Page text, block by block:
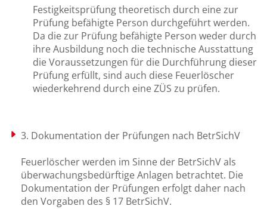
Festigkeitsprüfung theoretisch durch eine zur
Prüfung befähigte Person durchgeführt werden.
Da die zur Prüfung befähigte Person weder durch
ihre Ausbildung noch die technische Ausstattung
die Voraussetzungen für die Durchführung dieser
Prüfung erfüllt, sind auch diese Feuerlöscher
wiederkehrend durch eine ZÜS zu prüfen.
3. Dokumentation der Prüfungen nach BetrSichV
Feuerlöscher werden im Sinne der BetrSichV als
überwachungsbedürftige Anlagen betrachtet. Die
Dokumentation der Prüfungen erfolgt daher nach
den Vorgaben des § 17 BetrSichV.